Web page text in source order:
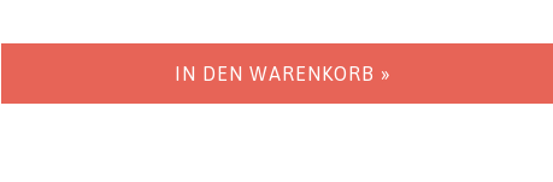
IN DEN WARENKORB »